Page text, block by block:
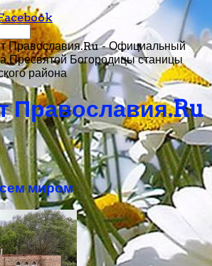
Православия.Ru - Официальный
Пресвятой Богородицы станицы
района
Православия.Ru
миром